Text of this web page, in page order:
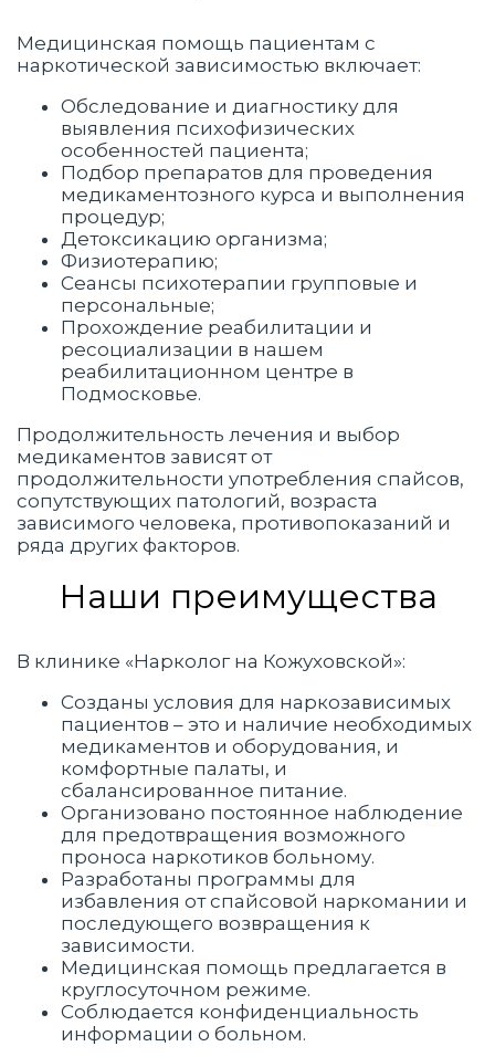
Медицинская помощь пациентам с
наркотической зависимостью включает:
Обследование и диагностику для
выявления психофизических
особенностей пациента;
Подбор препаратов для проведения
медикаментозного курса и выполнения
процедур;
Детоксикацию организма;
Физиотерапию;
Сеансы психотерапии групповые и
персональные;
Прохождение реабилитации и
ресоциализации в нашем
реабилитационном центре в
Подмосковье.
Продолжительность лечения и выбор
медикаментов зависят от
продолжительности употребления спайсов,
сопутствующих патологий, возраста
зависимого человека, противопоказаний и
ряда других факторов.
Наши преимущества
В клинике «Нарколог на Кожуховской»:
Созданы условия для наркозависимых
пациентов – это и наличие необходимых
медикаментов и оборудования, и
комфортные палаты, и
сбалансированное питание.
Организовано постоянное наблюдение
для предотвращения возможного
проноса наркотиков больному.
Разработаны программы для
избавления от спайсовой наркомании и
последующего возвращения к
зависимости.
Медицинская помощь предлагается в
круглосуточном режиме.
Соблюдается конфиденциальность
информации о больном.